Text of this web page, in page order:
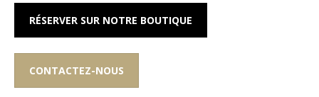
RÉSERVER SUR NOTRE BOUTIQUE
CONTACTEZ-NOUS